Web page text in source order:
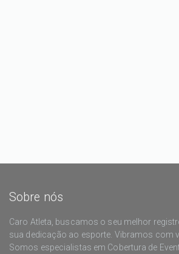
Sobre nós
Caro Atleta, buscamos o seu melhor
sua dedicação ao esporte. Vibramos com
Somos especialistas em Cobertura de